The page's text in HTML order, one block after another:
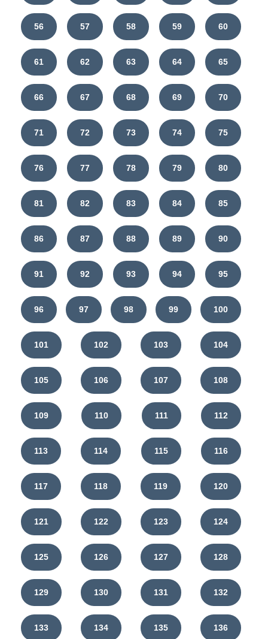
56 57 58 59 60
61 62 63 64 65
66 67 68 69 70
71 72 73 74 75
76 77 78 79 80
81 82 83 84 85
86 87 88 89 90
91 92 93 94 95
96 97 98 99 100
101 102 103 104
105 106 107 108
109 110 111 112
113 114 115 116
117 118 119 120
121 122 123 124
125 126 127 128
129 130 131 132
133 134 135 136